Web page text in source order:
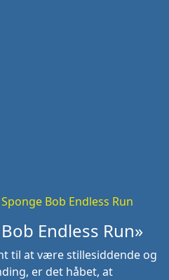
Sponge Bob Endless Run
Endless Run»
til at være stillesiddende og
er det håbet, at